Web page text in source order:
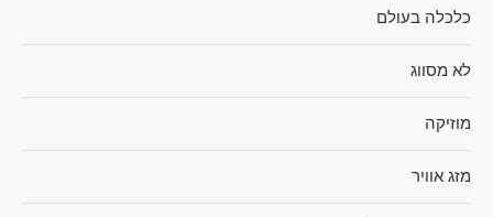
כלכלה בעולם
לא מסווג
מוזיקה
מזג אוויר